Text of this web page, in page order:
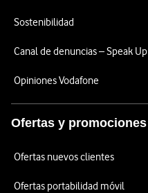
Sostenibilidad
Canal de denuncias – Speak Up
Opiniones Vodafone
Ofertas y promociones
Ofertas nuevos clientes
Ofertas portabilidad móvil